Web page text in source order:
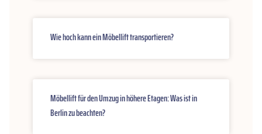
Wie hoch kann ein Möbellift transportieren?
Möbellift für den Umzug in höhere Etagen: Was ist in
Berlin zu beachten?